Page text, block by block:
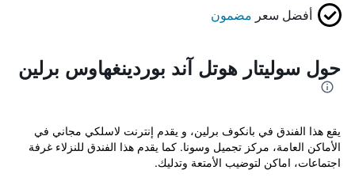
أفضل سعر مضمون
حول سوليتار هوتل آند بوردينغهاوس برلين
يقع هذا الفندق في بانكوف برلين، و يقدم إنترنت لاسلكي مجاني في
الأماكن العامة، مركز تجميل وسونا. كما يقدم هذا الفندق للنزلاء غرفة
اجتماعات، اماكن لتوضيب الأمتعة وتدليك.